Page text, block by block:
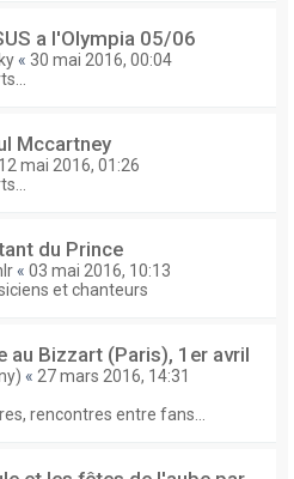
a l'Olympia 05/06
« 30 mai 2016, 00:04
Mccartney
12 mai 2016, 01:26
du Prince
« 03 mai 2016, 10:13
et chanteurs
au Bizzart (Paris), 1er avril
« 27 mars 2016, 14:31
rencontres entre fans...